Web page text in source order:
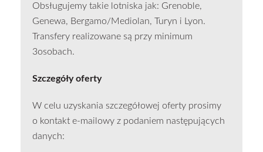
Obsługujemy takie lotniska jak: Grenoble,
Genewa, Bergamo/Mediolan, Turyn i Lyon.
Transfery realizowane są przy minimum
3osobach.
Szczegóły oferty
W celu uzyskania szczegółowej oferty prosimy
o kontakt e-mailowy z podaniem następujących
danych: